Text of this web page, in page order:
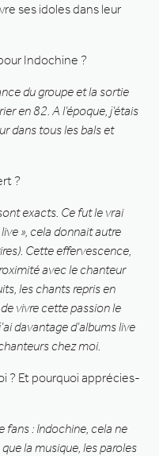
ses idoles dans leur
Indochine ?
du groupe et la sortie
en 82. A l’époque, j’étais
dans tous les bals et
?
exacts. Ce fut le vrai
», cela donnait autre
Cette effervescence,
avec le chanteur
les chants repris en
vivre cette passion le
davantage d’albums live
chez moi.
? Et pourquoi apprécies-
fans : Indochine, cela ne
que la musique, les paroles